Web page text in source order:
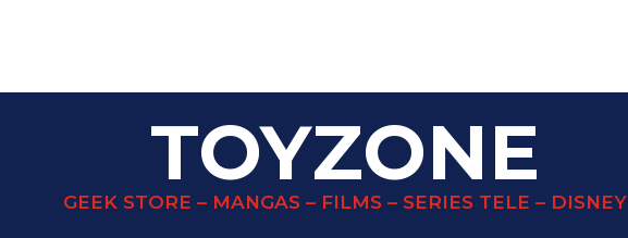
TOYZONE
GEEK STORE – MANGAS – FILMS – SERIES TELE – DISNEY